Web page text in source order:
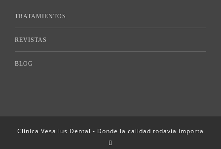
TRATAMIENTOS
REVISTAS
BLOG
Clínica Vesalius Dental - Donde la calidad todavía importa